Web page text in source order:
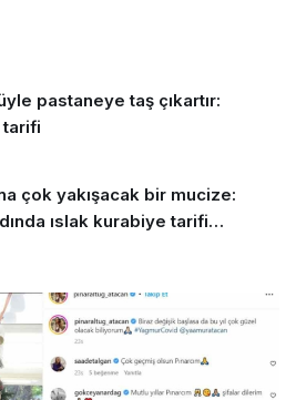
pastaneye taş çıkartır:
çok yakışacak bir mucize:
ıslak kurabiye tarifi…